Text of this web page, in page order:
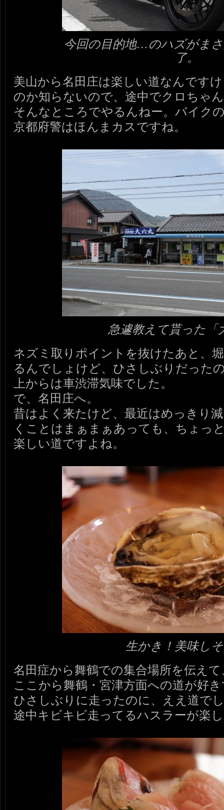
今回の目的地…のハズがま
了。
美山から名田庄は楽しい道なんです
のか知らないので、途中でクロちゃ
そんなところでやるんねー。バイク
京都府警はほんまカスですね。
急遽教えて貰った「
ネズミ取りポイントを抜けたあと、
るんでしょけど、ひさしぶりだった
上からは車渋滞気味でした。
で、名田庄へ。
昔はよく来たけど、最近はめっきり
くことはまぁまぁあっても、ちょっ
楽しい道ですよね。
生かき！美味し
名田症から舞鶴での集合場所を伝え
ここから舞鶴・宮津方面への道が好
ひさしぶりに走ったのに、ええ道で
途中キビキビ走ってるハスラーが楽